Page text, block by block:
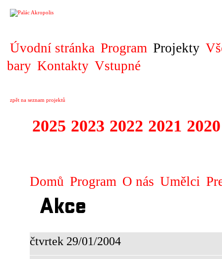
Úvodní stránka Program Projekty
bary Kontakty Vstupné
zpět na seznam projektů
2025 2023 2022 2021 2020
Domů Program O nás Umělci
Akce
čtvrtek 29/01/2004